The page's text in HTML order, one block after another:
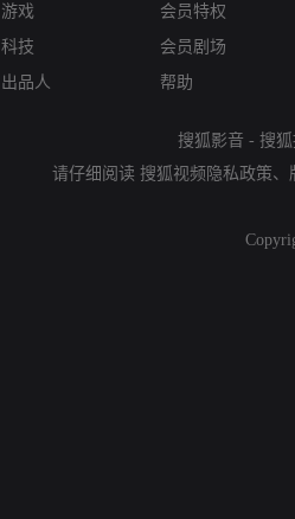
游戏
科技
出品人
会员特权
会员剧场
帮助
搜狐影音 - 搜
请仔细阅读 搜狐视频隐私政策、